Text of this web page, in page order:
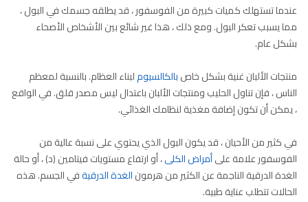
عندما تستهلك كميات كبيرة من الفوسفور ، قد يطلقه جسمك في البول ،
مما يسبب تعكر البول. ومع ذلك ، هذا غير شائع بين الأشخاص الأصحاء
بشكل عام.
منتجات الألبان غنية بشكل خاصبالكالسيوملبناء العظام. بالنسبة لمعظم
الناس ، فإن تناول الحليب ومنتجات الألبان باعتدال ليس مصدر قلق. في الواقع
، يمكن أن تكون إضافة مغذية لنظامك الغذائي.
في كثير من الأحيان ، قد يكون البول الذي يحتوي على نسبة عالية من
الفوسفور علامة علىأمراض الكلى، أو ارتفاع مستويات فيتامين (د) ، أو حالة
الغدة الدرقية الناجمة عن الكثير من هرمونالغدة الدرقيةفي الجسم. هذه
الحالات تتطلب عناية طبية.